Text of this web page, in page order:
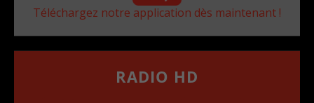
Téléchargez notre application dès maintenant !
RADIO HD